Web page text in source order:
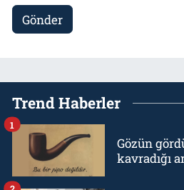
Gönder
Trend Haberler
Gözün
kavradığı
1